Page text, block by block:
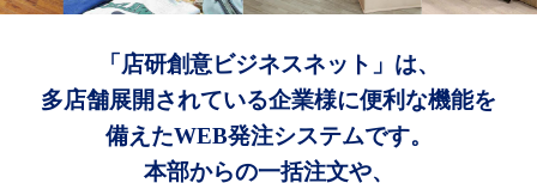
「店研創意ビジネスネット」は、
多店舗展開されている企業様に便利な機能を
備えたWEB発注システムです。
本部からの一括注文や、